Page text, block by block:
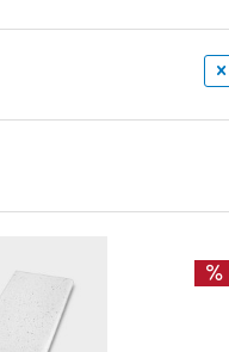
Treppe
Kunststoff-